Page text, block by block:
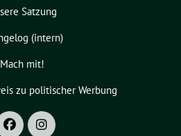
Satzung
(intern)
Mach mit!
zu politischer Werbung